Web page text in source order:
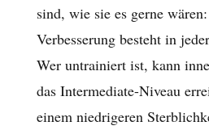
sind, wie sie es gerne
Verbesserung besteht in
Wer untrainiert ist, kann
das Intermediate-Niveau
einem niedrigeren